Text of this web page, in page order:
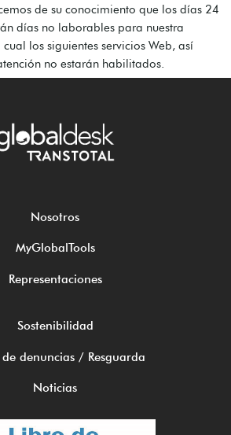
de su conocimiento que los días 24
días no laborables para nuestra
los siguientes servicios Web, así
no estarán habilitados.
Nosotros
MyGlobalTools
Representaciones
Sostenibilidad
denuncias / Resguarda
Noticias